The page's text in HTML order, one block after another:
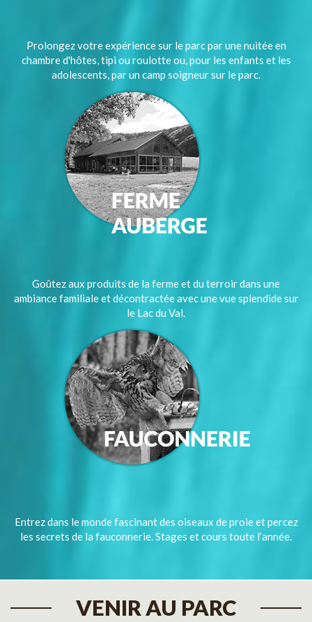
Prolongez votre expérience sur le parc par une nuitée en
chambre d'hôtes, tipi ou roulotte ou, pour les enfants et les
adolescents, par un camp soigneur sur le parc.
Goûtez aux produits de la ferme et du terroir dans une
ambiance familiale et décontractée avec une vue splendide sur
le Lac du Val.
Entrez dans le monde fascinant des oiseaux de proie et percez
les secrets de la fauconnerie. Stages et cours toute l’année.
VENIR AU PARC